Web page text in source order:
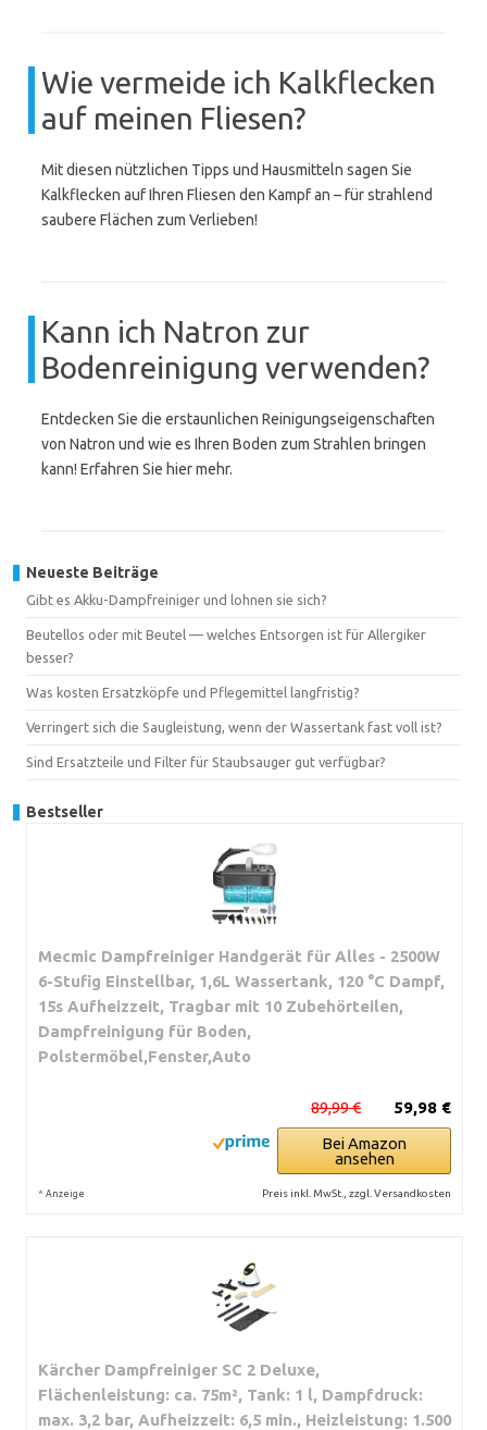
Wie vermeide ich Kalkflecken
auf meinen Fliesen?
Mit diesen nützlichen Tipps und Hausmitteln sagen Sie
Kalkflecken auf Ihren Fliesen den Kampf an – für strahlend
saubere Flächen zum Verlieben!
Kann ich Natron zur
Bodenreinigung verwenden?
Entdecken Sie die erstaunlichen Reinigungseigenschaften
von Natron und wie es Ihren Boden zum Strahlen bringen
kann! Erfahren Sie hier mehr.
Neueste Beiträge
Gibt es Akku-Dampfreiniger und lohnen sie sich?
Beutellos oder mit Beutel — welches Entsorgen ist für Allergiker
besser?
Was kosten Ersatzköpfe und Pflegemittel langfristig?
Verringert sich die Saugleistung, wenn der Wassertank fast voll ist?
Sind Ersatzteile und Filter für Staubsauger gut verfügbar?
Bestseller
Mecmic Dampfreiniger Handgerät für Alles - 2500W
6-Stufig Einstellbar, 1,6L Wassertank, 120 °C Dampf,
15s Aufheizzeit, Tragbar mit 10 Zubehörteilen,
Dampfreinigung für Boden,
Polstermöbel,Fenster,Auto
59,98 €
89,99 €
Bei Amazon
ansehen
* Anzeige Preis inkl. MwSt., zzgl. Versandkosten
Kärcher Dampfreiniger SC 2 Deluxe,
Flächenleistung: ca. 75m², Tank: 1 l, Dampfdruck:
max. 3,2 bar, Aufheizzeit: 6,5 min., Heizleistung: 1.500